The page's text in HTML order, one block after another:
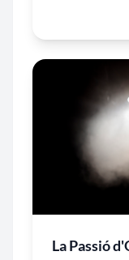
La Passió